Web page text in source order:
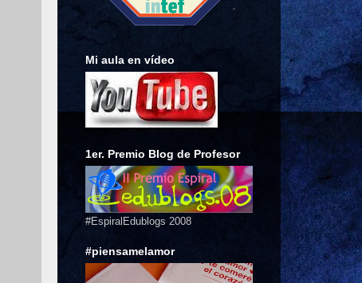
Mi aula en vídeo
1er. Premio Blog de Profesor
#EspiralEdublogs 2008
#piensamelamor